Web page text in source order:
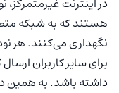
هستند که به شبکه
نگهداری می‌کنند. هر
برای سایر کاربران
داشته باشد. به همین